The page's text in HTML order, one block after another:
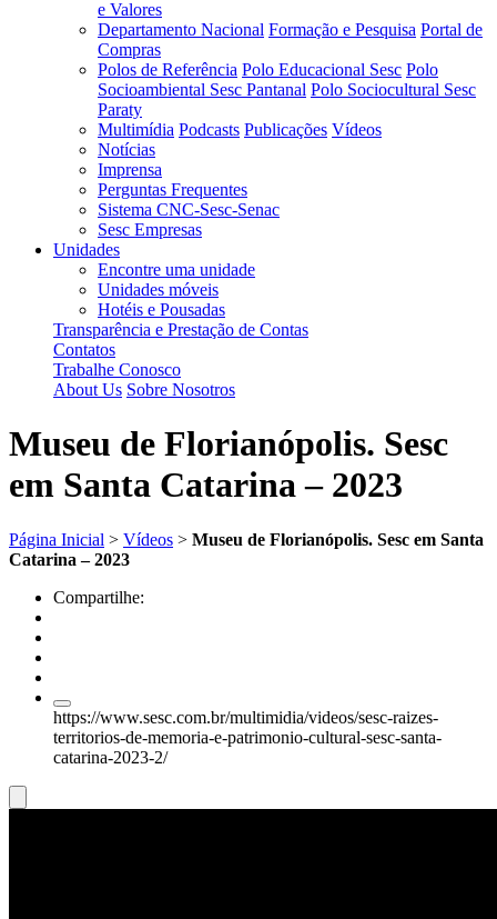
e Valores
Departamento Nacional Formação e Pesquisa Portal de
Compras
Polos de Referência Polo Educacional Sesc Polo
Socioambiental Sesc Pantanal Polo Sociocultural Sesc
Paraty
Multimídia Podcasts Publicações Vídeos
Notícias
Imprensa
Perguntas Frequentes
Sistema CNC-Sesc-Senac
Sesc Empresas
Unidades
Encontre uma unidade
Unidades móveis
Hotéis e Pousadas
Transparência e Prestação de Contas
Contatos
Trabalhe Conosco
About Us Sobre Nosotros
Museu de Florianópolis. Sesc
em Santa Catarina – 2023
Página Inicial > Vídeos > Museu de Florianópolis. Sesc em Santa
Catarina – 2023
Compartilhe:
https://www.sesc.com.br/multimidia/videos/sesc-raizes-
territorios-de-memoria-e-patrimonio-cultural-sesc-santa-
catarina-2023-2/